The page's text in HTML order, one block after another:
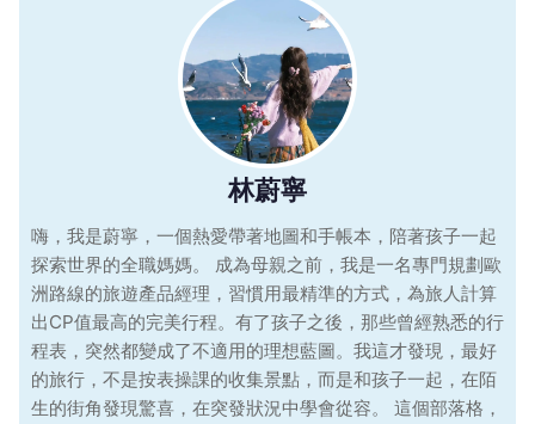
林蔚寧
嗨，我是蔚寧，一個熱愛帶著地圖和手帳本，陪著孩子一起
探索世界的全職媽媽。 成為母親之前，我是一名專門規劃歐
洲路線的旅遊產品經理，習慣用最精準的方式，為旅人計算
出CP值最高的完美行程。有了孩子之後，那些曾經熟悉的行
程表，突然都變成了不適用的理想藍圖。我這才發現，最好
的旅行，不是按表操課的收集景點，而是和孩子一起，在陌
生的街角發現驚喜，在突發狀況中學會從容。 這個部落格，